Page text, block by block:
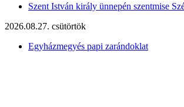
Szent István király ünnepén szentmise
2026.08.27. csütörtök
Egyházmegyés papi zarándoklat